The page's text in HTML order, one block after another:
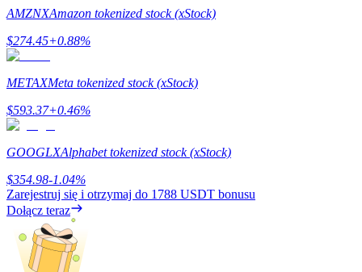
Przewodnik
Przewodnik dla początkujących dotyczący kontraktów futures
Strategie handlowe
Dowiedz się, jak zachować rentowność
AMZNXAmazon tokenized stock (xStock)
$274.45+0.88%
METAXMeta tokenized stock (xStock)
$593.37+0.46%
GOOGLXAlphabet tokenized stock (xStock)
$354.98-1.04%
Zarejestruj się i otrzymaj do 1788 USDT bonusu
Dołącz teraz